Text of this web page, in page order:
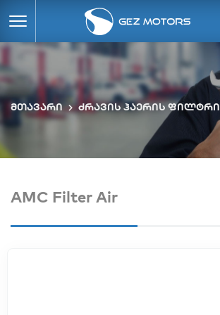
მთავარი ძრავის ჰაერის ფილტრი
AMC Filter Air